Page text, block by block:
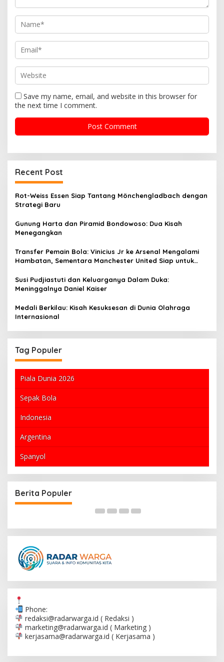
i
o
n
Save my name, email, and website in this browser for
the next time I comment.
Recent Post
Rot-Weiss Essen Siap Tantang Mönchengladbach dengan
Strategi Baru
Gunung Harta dan Piramid Bondowoso: Dua Kisah
Menegangkan
Transfer Pemain Bola: Vinicius Jr ke Arsenal Mengalami
Hambatan, Sementara Manchester United Siap untuk
Susi Pudjiastuti dan Keluarganya Dalam Duka:
Meninggalnya Daniel Kaiser
Medali Berkilau: Kisah Kesuksesan di Dunia Olahraga
Internasional
Tag Populer
Piala Dunia 2026
Sepak Bola
Indonesia
Argentina
Spanyol
Berita Populer
Rot-Weiss Essen Siap Tantang
Phone:
redaksi@radarwarga.id ( Redaksi )
marketing@radarwarga.id ( Marketing )
kerjasama@radarwarga.id ( Kerjasama )